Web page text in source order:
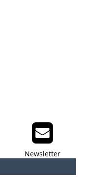
Newsletter